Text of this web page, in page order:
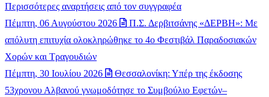
Περισσότερες αναρτήσεις από τον συγγραφέα
Πέμπτη, 06 Αυγούστου 2026
Π.Σ. Δερβιτσάνης «ΔΕΡΒΗ»: Με
απόλυτη επιτυχία ολοκληρώθηκε το 4ο Φεστιβάλ Παραδοσιακών
Χορών και Τραγουδιών
Πέμπτη, 30 Ιουλίου 2026
Θεσσαλονίκη: Υπέρ της έκδοσης
53χρονου Αλβανού γνωμοδότησε το Συμβούλιο Εφετών–